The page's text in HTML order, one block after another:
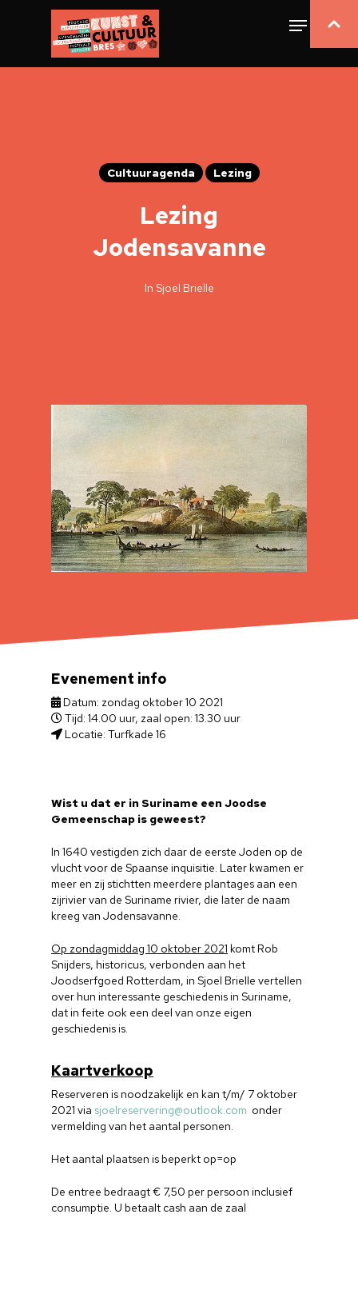
Cultuuragenda Lezing
Lezing
Jodensavanne
In Sjoel Brielle
Wist u dat er in Suriname een Joodse
Gemeenschap is geweest?
In 1640 vestigden zich daar de eerste Joden op de
vlucht voor de Spaanse inquisitie. Later kwamen er
meer en zij stichtten meerdere plantages aan een
zijrivier van de Suriname rivier, die later de naam
kreeg van Jodensavanne.
Op zondagmiddag 10 oktober 2021 komt Rob
Snijders, historicus, verbonden aan het
Joodserfgoed Rotterdam, in Sjoel Brielle vertellen
over hun interessante geschiedenis in Suriname,
dat in feite ook een deel van onze eigen
geschiedenis is.
Kaartverkoop
Reserveren is noodzakelijk en kan t/m/ 7 oktober
2021 via sjoelreservering@outlook.com onder
vermelding van het aantal personen.
Het aantal plaatsen is beperkt op=op
De entree bedraagt € 7,50 per persoon inclusief
consumptie. U betaalt cash aan de zaal
Evenement info
Datum: zondag oktober 10 2021
Tijd: 14.00 uur, zaal open: 13.30 uur
Locatie: Turfkade 16